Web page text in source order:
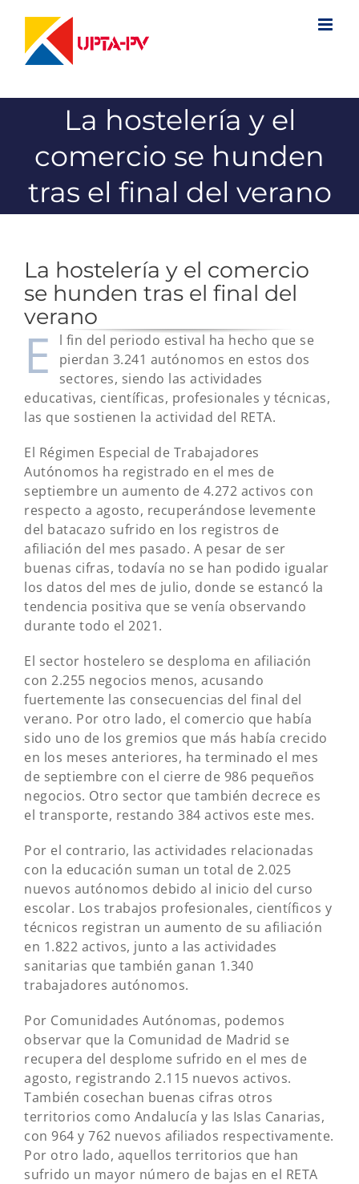
contenido
La hostelería y el
comercio se hunden
tras el final del verano
La hostelería y el comercio
se hunden tras el final del
verano
E
l fin del periodo estival ha hecho que se
pierdan 3.241 autónomos en estos dos
sectores, siendo las actividades
educativas, científicas, profesionales y técnicas,
las que sostienen la actividad del RETA.
El Régimen Especial de Trabajadores
Autónomos ha registrado en el mes de
septiembre un aumento de 4.272 activos con
respecto a agosto, recuperándose levemente
del batacazo sufrido en los registros de
afiliación del mes pasado. A pesar de ser
buenas cifras, todavía no se han podido igualar
los datos del mes de julio, donde se estancó la
tendencia positiva que se venía observando
durante todo el 2021.
El sector hostelero se desploma en afiliación
con 2.255 negocios menos, acusando
fuertemente las consecuencias del final del
verano. Por otro lado, el comercio que había
sido uno de los gremios que más había crecido
en los meses anteriores, ha terminado el mes
de septiembre con el cierre de 986 pequeños
negocios. Otro sector que también decrece es
el transporte, restando 384 activos este mes.
Por el contrario, las actividades relacionadas
con la educación suman un total de 2.025
nuevos autónomos debido al inicio del curso
escolar. Los trabajos profesionales, científicos y
técnicos registran un aumento de su afiliación
en 1.822 activos, junto a las actividades
sanitarias que también ganan 1.340
trabajadores autónomos.
Por Comunidades Autónomas, podemos
observar que la Comunidad de Madrid se
recupera del desplome sufrido en el mes de
agosto, registrando 2.115 nuevos activos.
También cosechan buenas cifras otros
territorios como Andalucía y las Islas Canarias,
con 964 y 762 nuevos afiliados respectivamente.
Por otro lado, aquellos territorios que han
sufrido un mayor número de bajas en el RETA